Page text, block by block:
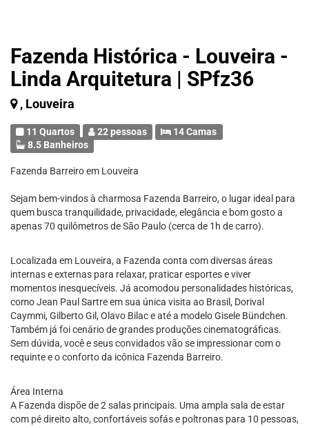
Fazenda Histórica - Louveira -
Linda Arquitetura | SPfz36
, Louveira
11 Quartos 22 pessoas
14 Camas
8.5 Banheiros
Fazenda Barreiro em Louveira
Sejam bem-vindos à charmosa Fazenda Barreiro, o lugar ideal para
quem busca tranquilidade, privacidade, elegância e bom gosto a
apenas 70 quilômetros de São Paulo (cerca de 1h de carro).
Localizada em Louveira, a Fazenda conta com diversas áreas
internas e externas para relaxar, praticar esportes e viver
momentos inesquecíveis. Já acomodou personalidades históricas,
como Jean Paul Sartre em sua única visita ao Brasil, Dorival
Caymmi, Gilberto Gil, Olavo Bilac e até a modelo Gisele Bündchen.
Também já foi cenário de grandes produções cinematográficas.
Sem dúvida, você e seus convidados vão se impressionar com o
requinte e o conforto da icônica Fazenda Barreiro.
Área Interna
A Fazenda dispõe de 2 salas principais. Uma ampla sala de estar
com pé direito alto, confortáveis sofás e poltronas para 10 pessoas,